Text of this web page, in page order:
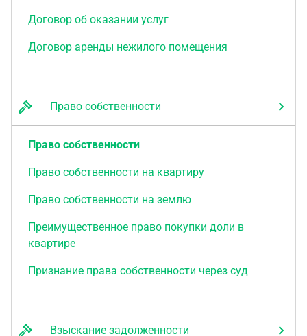
Договор об оказании услуг
Договор аренды нежилого помещения
Право собственности
Право собственности
Право собственности на квартиру
Право собственности на землю
Преимущественное право покупки доли в
квартире
Признание права собственности через суд
Взыскание задолженности